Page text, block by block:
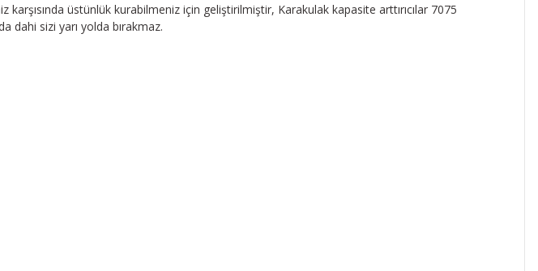
üstünlük kurabilmeniz için geliştirilmiştir, Karakulak kapasite arttırıcılar 7075
dahi sizi yarı yolda bırakmaz.